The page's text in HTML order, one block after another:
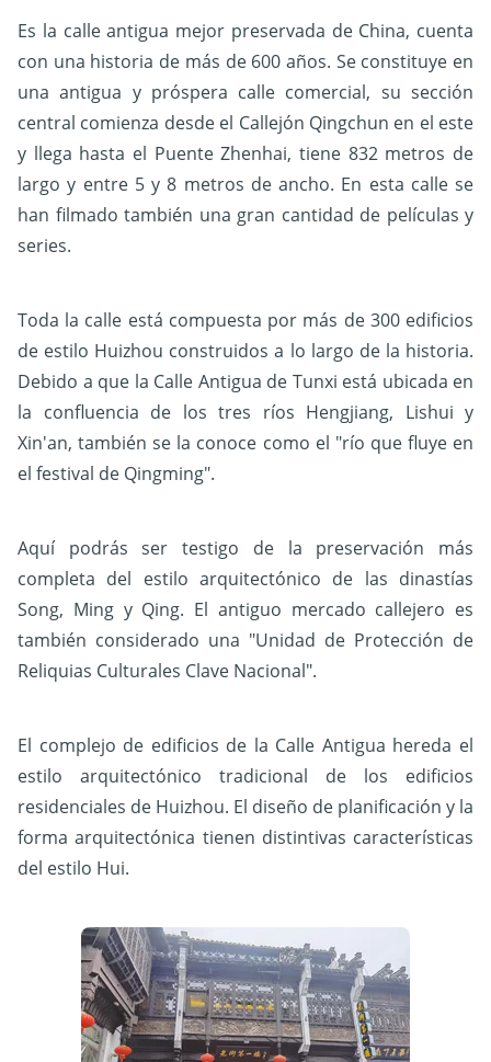
Es la calle antigua mejor preservada de China, cuenta
con una historia de más de 600 años. Se constituye en
una antigua y próspera calle comercial, su sección
central comienza desde el Callejón Qingchun en el este
y llega hasta el Puente Zhenhai, tiene 832 metros de
largo y entre 5 y 8 metros de ancho. En esta calle se
han filmado también una gran cantidad de películas y
series.
Toda la calle está compuesta por más de 300 edificios
de estilo Huizhou construidos a lo largo de la historia.
Debido a que la Calle Antigua de Tunxi está ubicada en
la confluencia de los tres ríos Hengjiang, Lishui y
Xin'an, también se la conoce como el "río que fluye en
el festival de Qingming".
Aquí podrás ser testigo de la preservación más
completa del estilo arquitectónico de las dinastías
Song, Ming y Qing. El antiguo mercado callejero es
también considerado una "Unidad de Protección de
Reliquias Culturales Clave Nacional".
El complejo de edificios de la Calle Antigua hereda el
estilo arquitectónico tradicional de los edificios
residenciales de Huizhou. El diseño de planificación y la
forma arquitectónica tienen distintivas características
del estilo Hui.